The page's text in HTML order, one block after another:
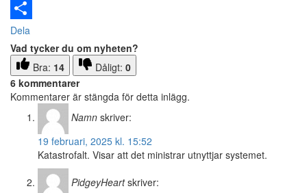
Email
Dela
Vad tycker du om nyheten?
Bra: 14 Dåligt: 0
6 kommentarer
Kommentarer är stängda för detta inlägg.
Namn skriver:
19 februari, 2025 kl. 15:52
Katastrofalt. Visar att det ministrar utnyttjar systemet.
PidgeyHeart skriver: